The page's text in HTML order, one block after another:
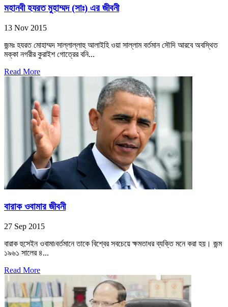
মহানবী হযরত মুহাম্মদ (সাঃ) এর জীবনী
13 Nov 2015
জন্মঃ হযরত মোহাম্মদ সাল্লাল্লাহু আলাইহি ওয়া সাল্লাম বর্তমান সৌদি আরবে অবস্থিত
মক্কা নগরীর কুরাইশ গোত্রের বনি...
Read More
বারাক ওবামার জীবনী
27 Sep 2015
বারাক হুসেইন ওবামা৷বর্তমানে তাকে বিশ্বের সবচেয়ে ক্ষমতাধর ব্যক্তি মনে করা হয়। জন্ম
১৯৬১ সালের ৪...
Read More